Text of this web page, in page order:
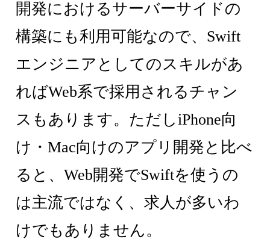
開発におけるサーバーサイドの
構築にも利用可能なので、Swift
エンジニアとしてのスキルがあ
ればWeb系で採用されるチャン
スもあります。ただしiPhone向
け・Mac向けのアプリ開発と比べ
ると、Web開発でSwiftを使うの
は主流ではなく、求人が多いわ
けでもありません。